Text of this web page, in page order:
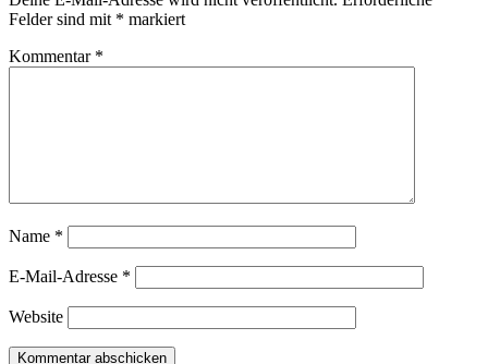
Felder sind mit * markiert
Kommentar *
Name *
E-Mail-Adresse *
Website